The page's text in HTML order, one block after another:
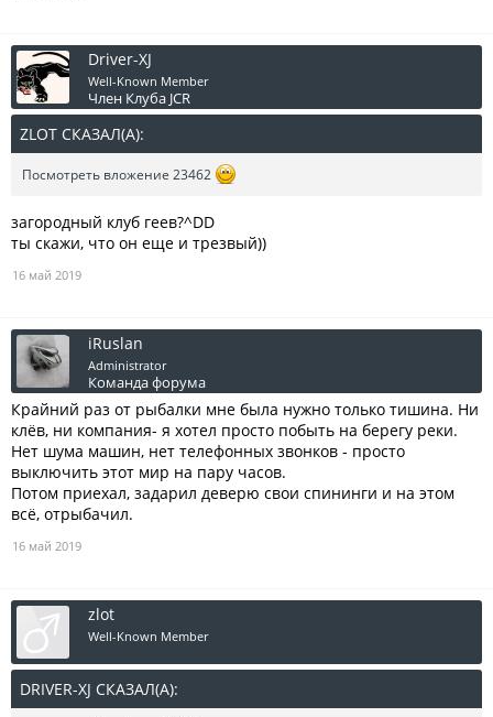
Driver-XJ
Well-Known Member
Член Клуба JCR
ZLOT СКАЗАЛ(А):
Посмотреть вложение 23462
загородный клуб геев?^DD
ты скажи, что он еще и трезвый))
16 май 2019
iRuslan
Administrator
Команда форума
Крайний раз от рыбалки мне была нужно только тишина. Ни
клёв, ни компания- я хотел просто побыть на берегу реки.
Нет шума машин, нет телефонных звонков - просто
выключить этот мир на пару часов.
Потом приехал, задарил деверю свои спининги и на этом
всё, отрыбачил.
16 май 2019
zlot
Well-Known Member
DRIVER-XJ СКАЗАЛ(А):